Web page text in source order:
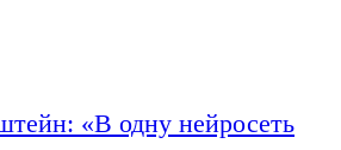
«В одну нейросеть